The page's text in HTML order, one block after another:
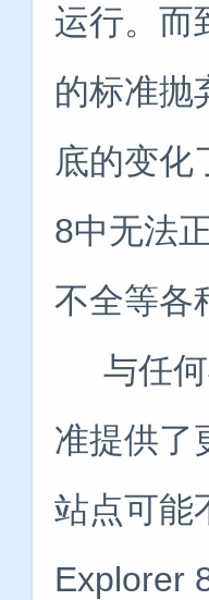
运行。而
的标准抛
底的变化
8中无法
不全等各
与任何
准提供了
站点可能
Explorer